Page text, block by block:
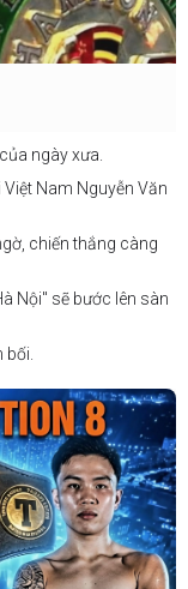
ngày xưa.
Nam Nguyễn Văn
chiến thắng càng
Nội" sẽ bước lên sàn
bối.